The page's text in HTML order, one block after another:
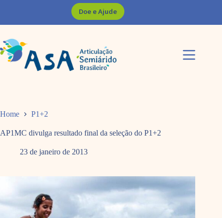
Doe e Ajude
Home P1+2
AP1MC divulga resultado final da seleção do P1+2
23 de janeiro de 2013